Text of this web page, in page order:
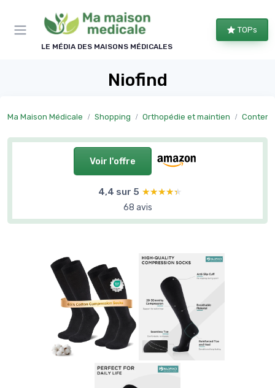
LE MÉDIA DES MAISONS MÉDICALES
TOPs
Niofind
Ma Maison Médicale Shopping Orthopédie et maintien
Voir l'offre
4,4 sur 5 ★★★★★
★★★★★
68 avis